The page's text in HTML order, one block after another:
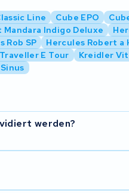
Line Cube EPO
Mandara Indigo Deluxe
Rob SP
Hercules Robert a
E Tour
Kreidler
werden?
PowerPack Classic Akku
ob ein Zellentausch moglich
eine Reparatur nicht